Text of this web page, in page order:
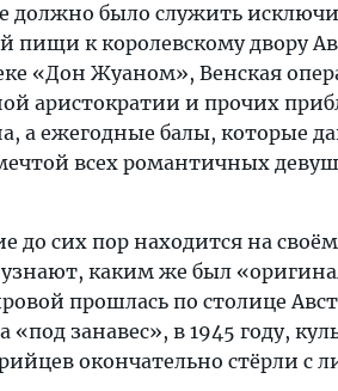
должно было служить
к королевскому двору
«Дон Жуаном», Венская
аристократии и прочих
а ежегодные балы, которые
всех романтичных
до сих пор находится на
каким же был
прошлась по столице
занавес», в 1945 году,
окончательно стёрли с